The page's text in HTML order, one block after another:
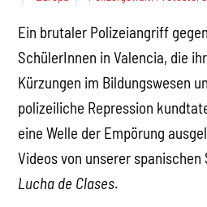
Ein brutaler Polizeiangriff
SchülerInnen in Valencia, die
Kürzungen im Bildungswesen
polizeiliche Repression
eine Welle der Empörung
Videos von unserer
Lucha de Clases.